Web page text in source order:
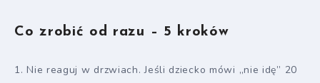
Co zrobić od razu – 5 kroków
1. Nie reaguj w drzwiach. Jeśli dziecko mówi „nie idę” 20